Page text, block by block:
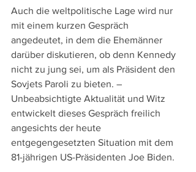
Auch die weltpolitische Lage wird nur
mit einem kurzen Gespräch
angedeutet, in dem die Ehemänner
darüber diskutieren, ob denn Kennedy
nicht zu jung sei, um als Präsident den
Sovjets Paroli zu bieten. –
Unbeabsichtigte Aktualität und Witz
entwickelt dieses Gespräch freilich
angesichts der heute
entgegengesetzten Situation mit dem
81-jährigen US-Präsidenten Joe Biden.